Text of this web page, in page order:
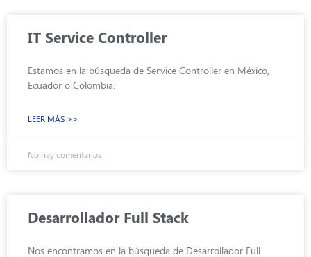
IT Service Controller
Estamos en la búsqueda de Service Controller en México,
Ecuador o Colombia.
LEER MÁS >>
No hay comentarios
Desarrollador Full Stack
Nos encontramos en la búsqueda de Desarrollador Full